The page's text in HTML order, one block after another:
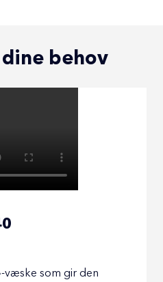
dine behov
væske som gir den